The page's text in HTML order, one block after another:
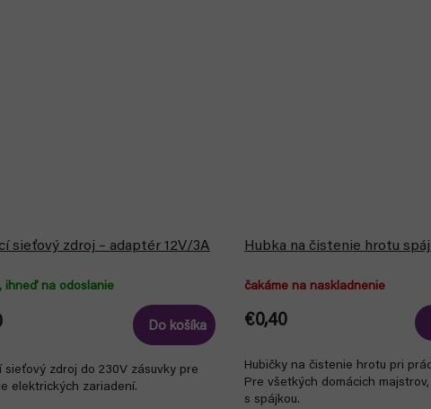
sieťový zdroj – adaptér 12V/3A
ihneď na odoslanie
Do košíka
sieťový zdroj do 230V zásuvky pre
elektrických zariadení.
Hubka na čistenie hrotu
čakáme na naskladnenie
€0,40
Hubičky na čistenie hrotu pri
Pre všetkých domácich
s spájkou.